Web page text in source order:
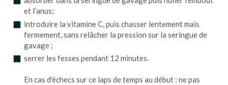
et l’anus;
introduire la vitamine C, puis chasser lentement mais
fermement, sans relâcher la pression sur la seringue de
gavage ;
serrer les fesses pendant 12 minutes.
En cas d'échecs sur ce laps de temps au début : ne pas